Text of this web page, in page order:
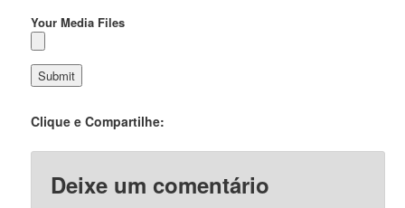
Your Media Files
Clique e Compartilhe:
Deixe um comentário